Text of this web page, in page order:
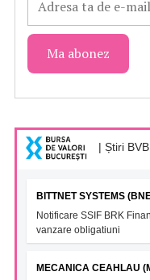
| Știri BVB
BITTNET SYSTEMS
Notificare SSIF BRK
vanzare obligatiuni
MECANICA CEAHLAU